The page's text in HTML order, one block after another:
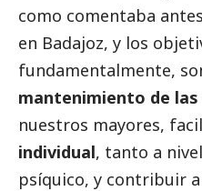
como comentaba
en Badajoz, y los
fundamentalmente,
mantenimiento de
nuestros mayores,
individual, tanto a
psíquico, y contribuir